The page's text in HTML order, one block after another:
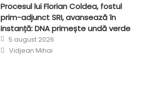
Procesul lui Florian Coldea, fostul
prim-adjunct SRI, avansează în
instanță: DNA primește undă verde
Posted
on
5 august 2026
Author
Vidjean Mihai